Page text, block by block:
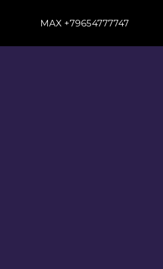
MAX +79654777747